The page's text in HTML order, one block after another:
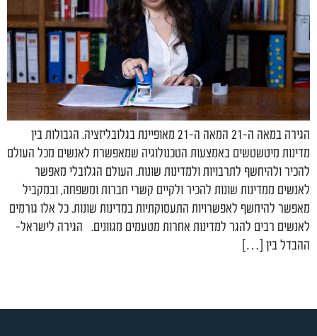
הגירה במאה ה-21 המאה ה-21 מאופיינת בגלובליזציה. הגבולות בין
מדינות מיטשטשים באמצעות הטכנולוגיה שמאפשרת לאנשים מכל העולם
להכיר ולהיחשף לתרבויות ולמדינות שונות. העולם הגלובלי מאפשר
לאנשים ממדינות שונות להכיר ולקיים קשרי חברות ומשפחה, ובמקביל
מאפשר להיחשף לאפשרויות התעסוקתיות במדינות שונות. כל אלו גורמים
לאנשים רבים להגר למדינות אחרות מטעמים מגוונים. הגירה לישראל-
ההבדל בין […]